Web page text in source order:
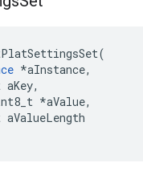
(
*aInstance,
,
*aValue,